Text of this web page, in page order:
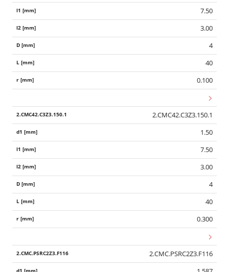
7.50
3.00
4
40
0.100
2.CMC42.C3Z3.150.1
1.50
7.50
3.00
4
40
0.300
2.CMC.PSRC2Z3.F116